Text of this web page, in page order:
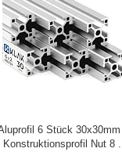
6 Stück
Konstruktionsprofil Nut 8